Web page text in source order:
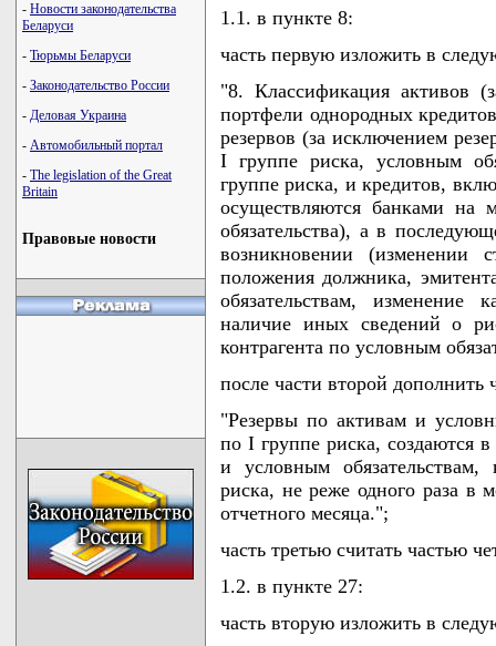
- Новости законодательства
Беларуси
- Тюрьмы Беларуси
- Законодательство России
- Деловая Украина
- Автомобильный портал
- The legislation of the Great
Britain
Правовые новости
1.1. в пункте 8:
часть первую изложить в
"8. Классификация активов
портфели однородных
резервов (за исключением
I группе риска, условным
группе риска, и кредитов,
осуществляются банками на
обязательства), а в
возникновении (изменении
положения должника,
обязательствам, изменение
наличие иных сведений о
контрагента по условным
после части второй
"Резервы по активам и
по I группе риска, создаются
и условным
риска, не реже одного раза в
отчетного месяца.";
часть третью считать частью
1.2. в пункте 27:
часть вторую изложить в